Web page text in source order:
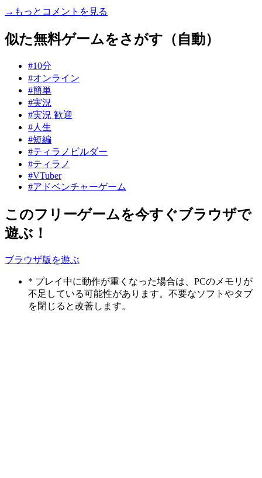
→もっとコメントを見る
似た無料ゲームをさがす（自動）
#10分
#オンライン
#簡単
#実況
#実況 歓迎
#人生
#短編
#ティラノビルダー
#ティラノ
#VTuber
#アドベンチャーゲーム
このフリーゲームを今すぐブラウザで
遊ぶ！
ブラウザ版を遊ぶ
* プレイ中に動作が重くなった場合は、PCのメモリが
不足している可能性があります。不要なソフトやタブ
を閉じると改善します。